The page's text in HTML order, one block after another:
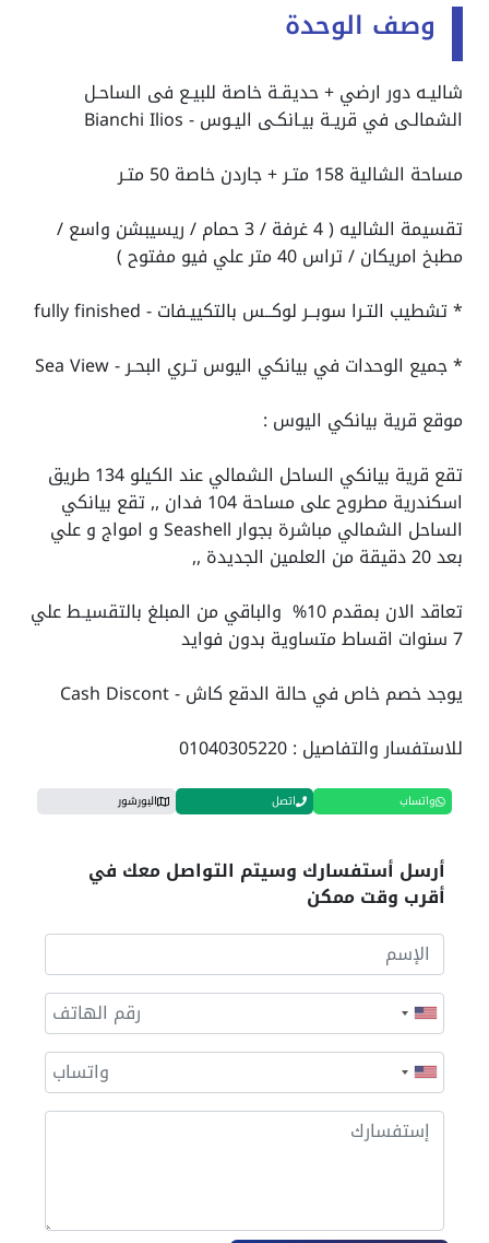
وصف الوحدة
شاليـه دور ارضي + حديقـة خاصة للبيـع فى الساحـل
الشمالـى في قريـة بيـانكـى اليـوس - Bianchi Ilios
مساحة الشالية 158 متـر + جاردن خاصة 50 متـر
تقسيمة الشاليه ( 4 غرفة / 3 حمام / ريسيبشن واسع /
مطبخ امريكان / تراس 40 متر علي فيو مفتوح )
* تشطيب التـرا سوبــر لوكــس بالتكييـفات - fully finished
* جميع الوحدات في بيانكي اليوس تـري البحـر - Sea View
موقع قرية بيانكي اليوس :
تقع قرية بيانكي الساحل الشمالي عند الكيلو 134 طريق
اسكندرية مطروح على مساحة 104 فدان ,, تقع بيانكي
الساحل الشمالي مباشرة بجوار Seashell و امواج و علي
بعد 20 دقيقة من العلمين الجديدة ,,
تعاقد الان بمقدم 10% والباقي من المبلغ بالتقسيـط علي
7 سنوات اقساط متساوية بدون فوايد
يوجد خصم خاص في حالة الدقع كاش - Cash Discont
للاستفسار والتفاصيل : 01040305220
واتساب اتصل البورشور
أرسل أستفسارك وسيتم التواصل معك في
أقرب وقت ممكن